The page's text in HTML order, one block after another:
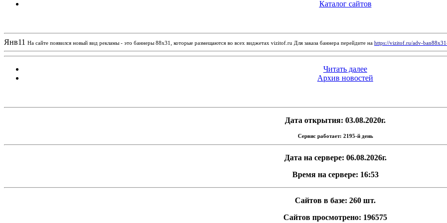
Каталог сайтов
Янв11 На сайте появился новый вид рекламы - это баннеры 88х31, которые размещаются во всех виджетах vizitof.ru Для заказа баннера перейдите на https://vizitof.ru/adv-
Читать далее
Архив новостей
Дата открытия: 03.08.2020г.
Сервис работает: 2195-й день
Дата на сервере: 06.08.2026г.
Время на сервере: 16:53
Сайтов в базе: 260 шт.
Сайтов просмотрено: 196575